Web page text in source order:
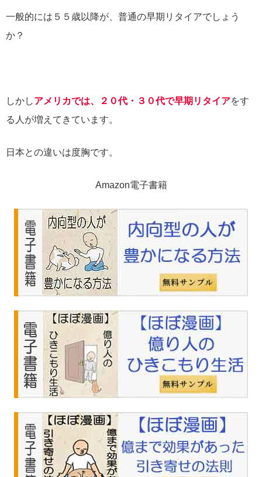
一般的には５５歳以降が、普通の早期リタイアでしょう
か？
しかしアメリカでは、２０代・３０代で早期リタイアをす
る人が増えてきています。
日本との違いは度胸です。
Amazon電子書籍